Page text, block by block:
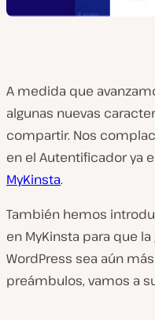
A medida que
algunas nuevas
compartir. Nos
en el Autentificador ya
MyKinsta.
También hemos
en MyKinsta para que
WordPress sea aún
preámbulos, vamos a